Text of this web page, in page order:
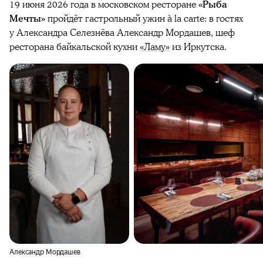
19 июня 2026 года в московском ресторане«Рыба
Мечты»пройдёт гастрольный ужин à la carte: в гостях
у Александра Селезнёва Александр Мордашев, шеф
ресторана байкальской кухни«Ламу»из Иркутска.
Александр Мордашев